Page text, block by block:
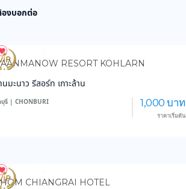
งบอกต่อ
4,077
RESORT KOHLARN
นมะนาว รีสอร์ท เกาะล้าน
รี | CHONBURI 1,000 บาท
ราคาเริ่มต้น
3,627
CHIANGRAI HOTEL